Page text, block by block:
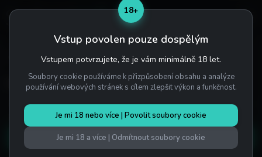
Domů / Recenze
Recenze
Přečtěte si poctivé recenze a hodnocení erotických masérek v
Praze od skutečných návštěvníků.
Napsat recenzi
18+
Vstup povolen pouze dospělým
Vstupem potvrzujete, že je vám minimálně 18 let.
Soubory cookie používáme k přizpůsobení obsahu a analýze
používání webových stránek s cílem zlepšit výkon a funkčnost.
Je mi 18 nebo více | Povolit soubory cookie
Je mi 18 a více | Odmítnout soubory cookie